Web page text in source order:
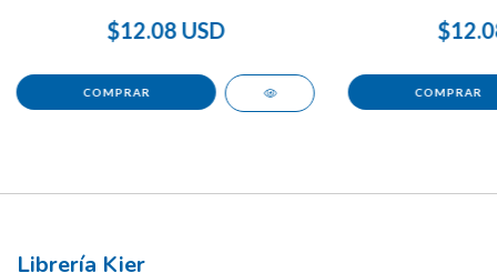
$12.08 USD
Librería Kier